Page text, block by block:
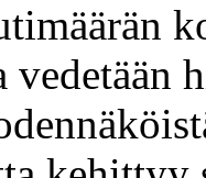
vedetään